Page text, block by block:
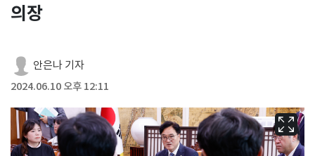
의장
안은나 기자
2024.06.10 오후 12:11